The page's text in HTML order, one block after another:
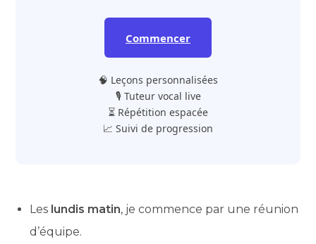
Commencer
🧠 Leçons personnalisées
🎙️ Tuteur vocal live
⏳ Répétition espacée
📈 Suivi de progression
Les lundis matin, je commence par une réunion
d’équipe.